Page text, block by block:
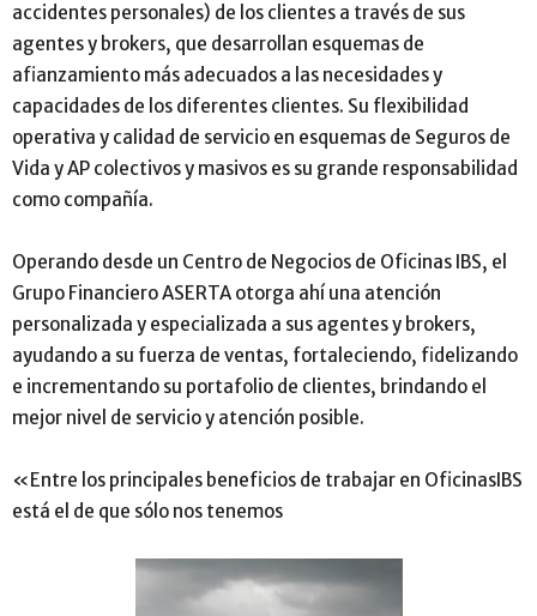
accidentes personales) de los clientes a través de sus
agentes y brokers, que desarrollan esquemas de
afianzamiento más adecuados a las necesidades y
capacidades de los diferentes clientes. Su flexibilidad
operativa y calidad de servicio en esquemas de Seguros de
Vida y AP colectivos y masivos es su grande responsabilidad
como compañía.
Operando desde un Centro de Negocios de Oficinas IBS, el
Grupo Financiero ASERTA otorga ahí una atención
personalizada y especializada a sus agentes y brokers,
ayudando a su fuerza de ventas, fortaleciendo, fidelizando
e incrementando su portafolio de clientes, brindando el
mejor nivel de servicio y atención posible.
«Entre los principales beneficios de trabajar en OficinasIBS
está el de que sólo nos tenemos